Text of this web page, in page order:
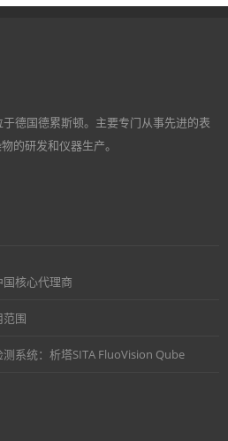
德国德累斯顿。主要专门从事先进的表
的研发和仪器生产。
核心代理商
范围
系统：析塔SITA FluoVision Qube